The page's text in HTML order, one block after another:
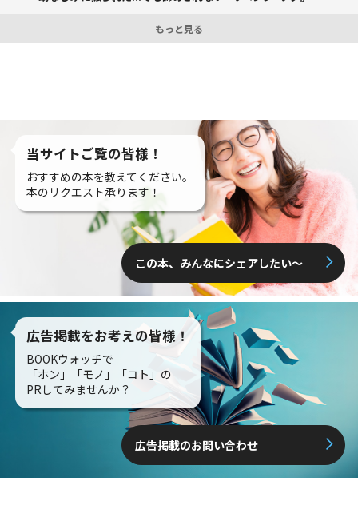
もっと見る
当サイトご覧の皆様！
おすすめの本を教えてください。
本のリクエスト承ります！
この本、みんなにシェアしたい〜
広告掲載をお考えの皆様！
BOOKウォッチで
「ホン」「モノ」「コト」の
PRしてみませんか？
広告掲載のお問い合わせ